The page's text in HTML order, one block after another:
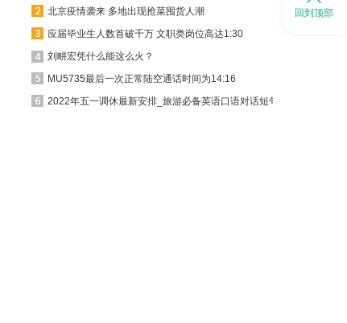
北京疫情袭来 多地出现抢菜囤货人潮
应届毕业生人数首破千万 文职类岗位高达1:30
刘畊宏凭什么能这么火？
MU5735最后一次正常陆空通话时间为14:16
2022年五一调休最新安排_旅游必备英语口语对话短句
回到顶部